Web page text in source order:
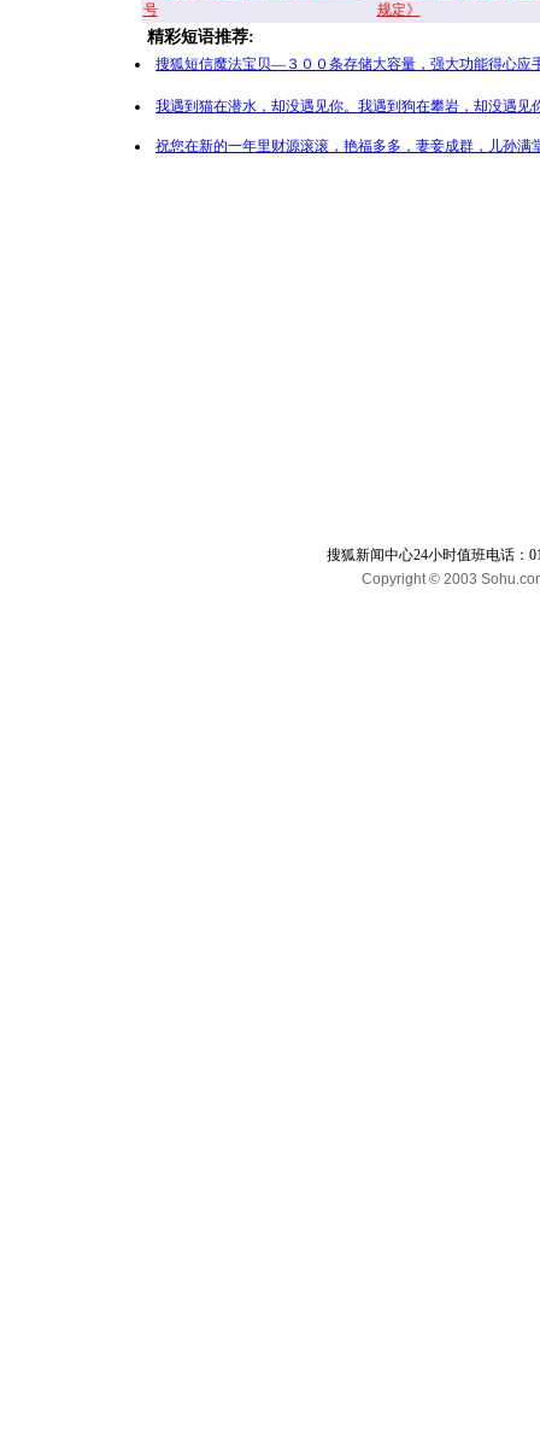
号
规定》
精彩短语推荐:
搜狐短信魔法宝贝—３００条存储大容量，强大功能得心应
我遇到猫在潜水，却没遇见你。我遇到狗在攀岩，却没遇
祝您在新的一年里财源滚滚，艳福多多，妻妾成群，儿孙
搜狐新闻中心24小时值班电话：
Copyright © 2003